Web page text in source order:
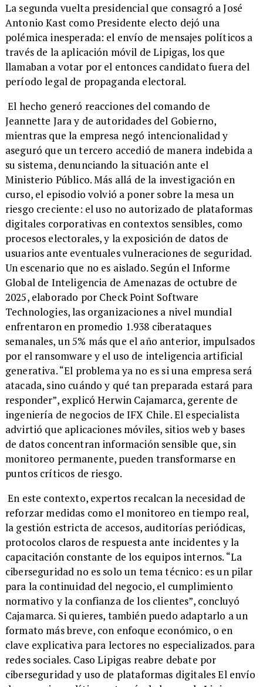
​La segunda vuelta presidencial que consagró a José
Antonio Kast como Presidente electo dejó una
polémica inesperada: el envío de mensajes políticos a
través de la aplicación móvil de Lipigas, los que
llamaban a votar por el entonces candidato fuera del
período legal de propaganda electoral.
El hecho generó reacciones del comando de
Jeannette Jara y de autoridades del Gobierno,
mientras que la empresa negó intencionalidad y
aseguró que un tercero accedió de manera indebida a
su sistema, denunciando la situación ante el
Ministerio Público. Más allá de la investigación en
curso, el episodio volvió a poner sobre la mesa un
riesgo creciente: el uso no autorizado de plataformas
digitales corporativas en contextos sensibles, como
procesos electorales, y la exposición de datos de
usuarios ante eventuales vulneraciones de seguridad.
Un escenario que no es aislado. Según el Informe
Global de Inteligencia de Amenazas de octubre de
2025, elaborado por Check Point Software
Technologies, las organizaciones a nivel mundial
enfrentaron en promedio 1.938 ciberataques
semanales, un 5% más que el año anterior, impulsados
por el ransomware y el uso de inteligencia artificial
generativa. “El problema ya no es si una empresa será
atacada, sino cuándo y qué tan preparada estará para
responder”, explicó Herwin Cajamarca, gerente de
ingeniería de negocios de IFX Chile. El especialista
advirtió que aplicaciones móviles, sitios web y bases
de datos concentran información sensible que, sin
monitoreo permanente, pueden transformarse en
puntos críticos de riesgo.
En este contexto, expertos recalcan la necesidad de
reforzar medidas como el monitoreo en tiempo real,
la gestión estricta de accesos, auditorías periódicas,
protocolos claros de respuesta ante incidentes y la
capacitación constante de los equipos internos. “La
ciberseguridad no es solo un tema técnico: es un pilar
para la continuidad del negocio, el cumplimiento
normativo y la confianza de los clientes”, concluyó
Cajamarca. Si quieres, también puedo adaptarlo a un
formato más breve, con enfoque económico, o en
clave explicativa para lectores no especializados. para
redes sociales. Caso Lipigas reabre debate por
ciberseguridad y uso de plataformas digitales El envío